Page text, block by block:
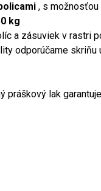
, s
kg
a zásuviek v rastri
odporúčame
práškový lak garantuje